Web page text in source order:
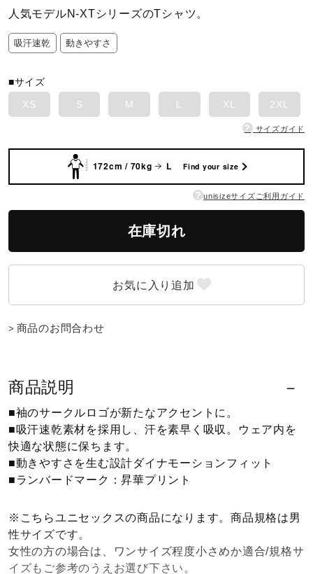
卓球
ウィンタースポーツ
ウォーキングシューズ
ライフスタイルグッズ
インナー
寝具／ミズノスリープ
アウトドア／レイン
サポーター
人気モデルN-XTシリーズのTシャツ。
吸汗速乾 動きやすさ
■サイズ
XS
S M L XL 2XL
? サイズガイド
172cm / 70kg L Find your size
? unisizeサイズご利用ガイド
在庫切れ
商品のお問合わせ
商品説明
■袖のサークルロゴが新たなアクセントに。
■吸汗速乾素材を採用し、汗を素早く吸収。ウェア内を
快適な状態に保ちます。
■動きやすさを生む設計ダイナモーションフィット
■ランバードマーク：昇華プリント
※こちらユニセックスの商品になります。商品規格は男
性サイズです。
女性の方の場合は、ワンサイズ程度小さめか適合/規格サ
イズもご参考のうえお選び下さい。